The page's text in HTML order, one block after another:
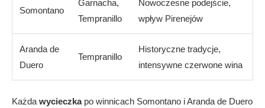
Somontano
Garnacha,
Tempranillo
Nowoczesne podejście,
wpływ Pirenejów
Aranda de
Duero
Tempranillo
Historyczne tradycje,
intensywne czerwone wina
Każda wycieczkapo winnicach Somontano i Aranda de Duero